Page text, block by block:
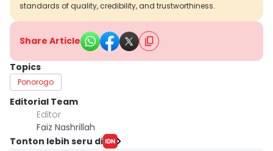
standards of quality, credibility, and trustworthiness.
Share Article
Topics
Ponorogo
Editorial Team
Editor
Faiz Nashrillah
Tonton lebih seru di